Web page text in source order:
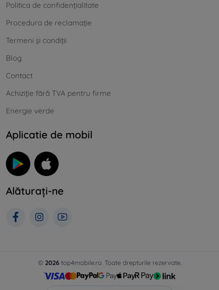
Politica de confidențialitate
Procedura de reclamație
Termeni și condiții
Blog
Contact
Achiziție fără TVA pentru firme
Energie verde
Aplicatie de mobil
Alăturați-ne
© 2026top4mobile.ro. Toate drepturile rezervate.